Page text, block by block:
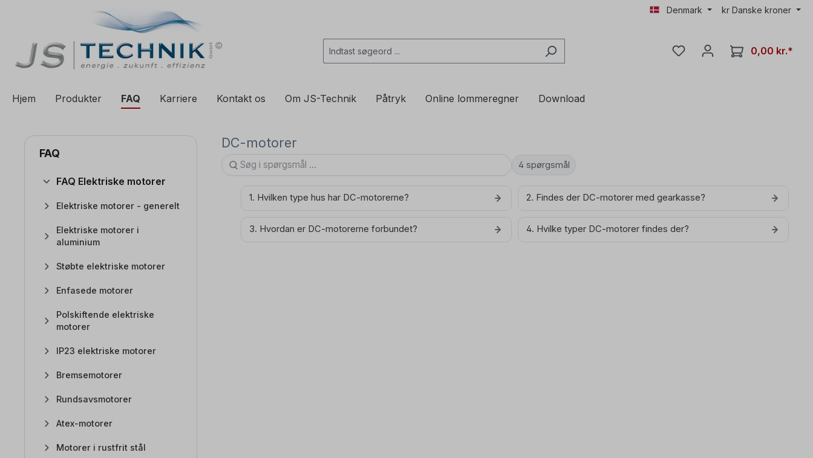
Spring til hovednavigation Denmark kr Danske kroner
0,00 kr.*
Hjem Produkter FAQ Karriere Kontakt os Om JS-Technik Påtryk Online lommeregner Download
FAQ
FAQ Elektriske motorer
Elektriske motorer - generelt
Elektriske motorer i
aluminium
Støbte elektriske motorer
Enfasede motorer
Polskiftende elektriske
motorer
IP23 elektriske motorer
Bremsemotorer
Rundsavsmotorer
Atex-motorer
Motorer i rustfrit stål
DC-motorer
4 spørgsmål
1. Hvilken type hus har DC-motorerne? 2. Findes der DC-motorer med gearkasse?
3. Hvordan er DC-motorerne forbundet? 4. Hvilke typer DC-motorer findes der?